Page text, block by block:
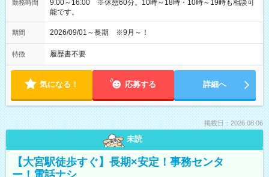
勤務時間
9:00～16:00 ※休憩60分。10時～18時・10時～19時も相談可
能です。
期間 2026/09/01～長期 ※9月～！
特徴 履歴書不要
気になる！ 応募する 詳細へ
掲載日：2026.08.06
未読
【大宮駅徒歩すぐ】長期×安定！事務センタ
ー！電話ナシ